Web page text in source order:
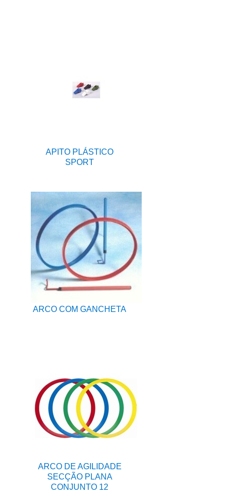
APITO PLÁSTICO
SPORT
ARCO COM GANCHETA
ARCO DE AGILIDADE
SECÇÃO PLANA
CONJUNTO 12